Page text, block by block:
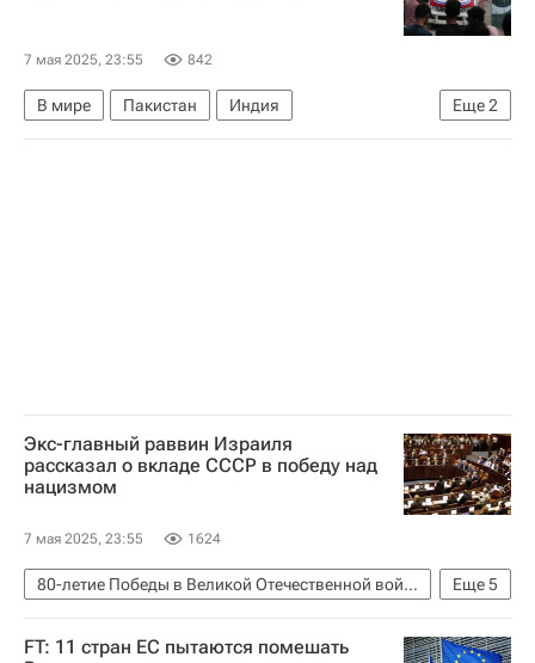
Порту
Дмитрий Аленичев
Матвей Сафонов
7 мая 2025, 23:55 842
Еще2
В мире Пакистан
Индия
Пенджаб (Пакистан)
Экс-главный раввин Израиля
рассказал о вкладе СССР в победу над
нацизмом
7 мая 2025, 23:55 1624
Еще5
80-летие Победы в Великой Отечественной войне
В мире
Израиль Германия
СССР
80-летие Победы в Великой Отечественной войне
FT: 11 стран ЕС пытаются помешать